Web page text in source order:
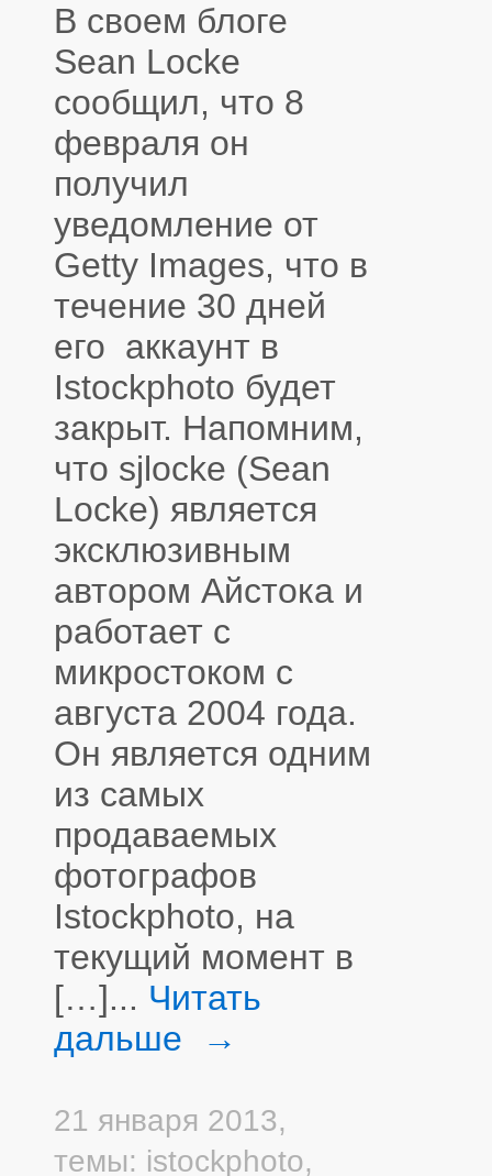
В своем блоге
Sean Locke
сообщил, что 8
февраля он
получил
уведомление от
Getty Images, что в
течение 30 дней
его аккаунт в
Istockphoto будет
закрыт. Напомним,
что sjlocke (Sean
Locke) является
эксклюзивным
автором Айстока и
работает с
микростоком с
августа 2004 года.
Он является одним
из самых
продаваемых
фотографов
Istockphoto, на
текущий момент в
[…]... Читать
дальше →
21 января 2013,
темы: istockphoto,